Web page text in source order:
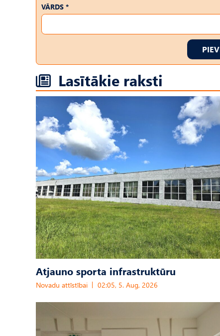
VĀRDS *
Lasītākie raksti
Atjauno sporta infrastruktūru
Novadu attīstībai 02:05, 5. Aug, 2026